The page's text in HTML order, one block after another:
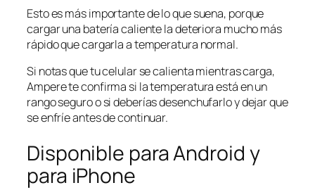
Esto es más importante de lo que suena, porque
cargar una batería caliente la deteriora mucho más
rápido que cargarla a temperatura normal.
Si notas que tu celular se calienta mientras carga,
Ampere te confirma si la temperatura está en un
rango seguro o si deberías desenchufarlo y dejar que
se enfríe antes de continuar.
Disponible para Android y
para iPhone